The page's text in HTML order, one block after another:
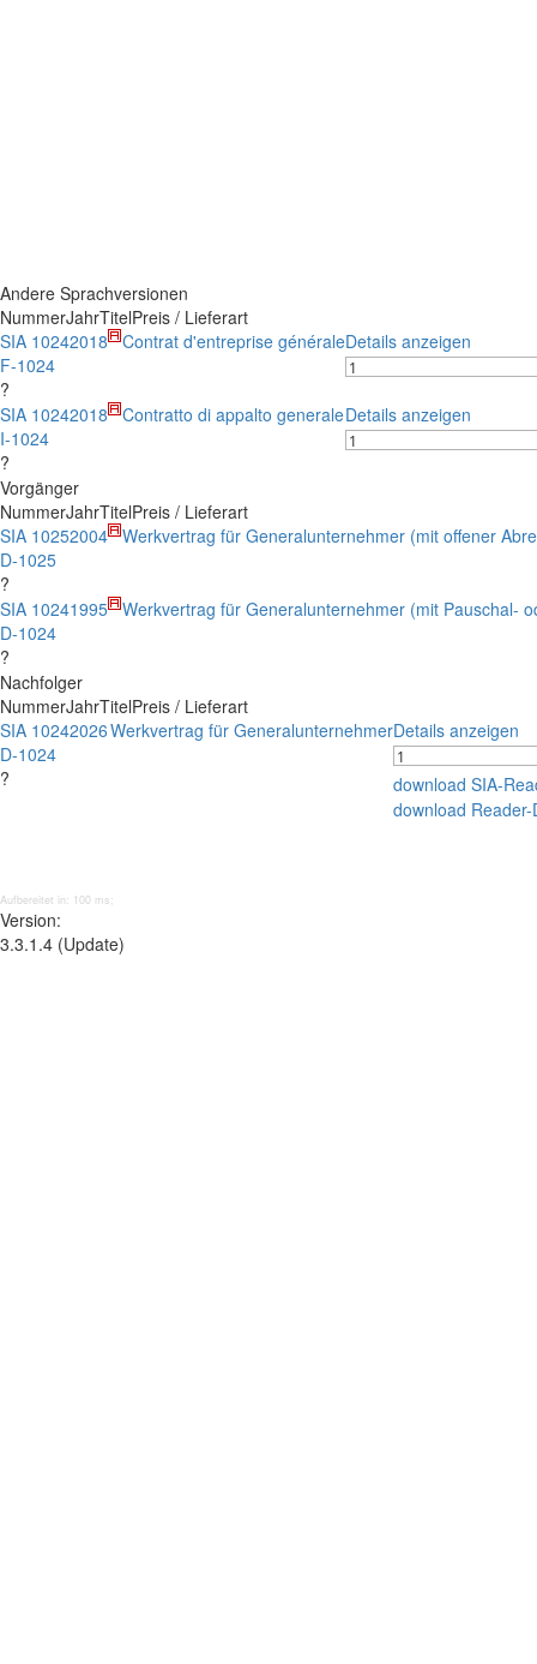
Andere Sprachversionen
NummerJahrTitelPreis / Lieferart
SIA 1024
F-1024
?
2018 Contrat d'entreprise généraleDetails anzeigen
SIA 1024
I-1024
?
2018 Contratto di appalto generaleDetails anzeigen
Vorgänger
NummerJahrTitelPreis / Lieferart
SIA 1025
D-1025
?
2004 Werkvertrag für Generalunternehmer (mit offener
SIA 1024
D-1024
?
1995 Werkvertrag für Generalunternehmer (mit Pauschal-
Nachfolger
NummerJahrTitelPreis / Lieferart
SIA 1024
D-1024
?
2026Werkvertrag für GeneralunternehmerDetails anzeigen
download SIA-
download
Aufbereitet in: 100 ms;
Version:
3.3.1.4 (Update)